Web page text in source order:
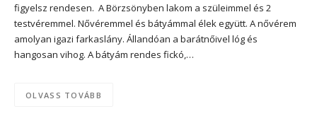
figyelsz rendesen. A Börzsönyben lakom a szüleimmel és 2
testvéremmel. Nővéremmel és bátyámmal élek együtt. A nővérem
amolyan igazi farkaslány. Állandóan a barátnőivel lóg és
hangosan vihog. A bátyám rendes fickó,…
OLVASS TOVÁBB